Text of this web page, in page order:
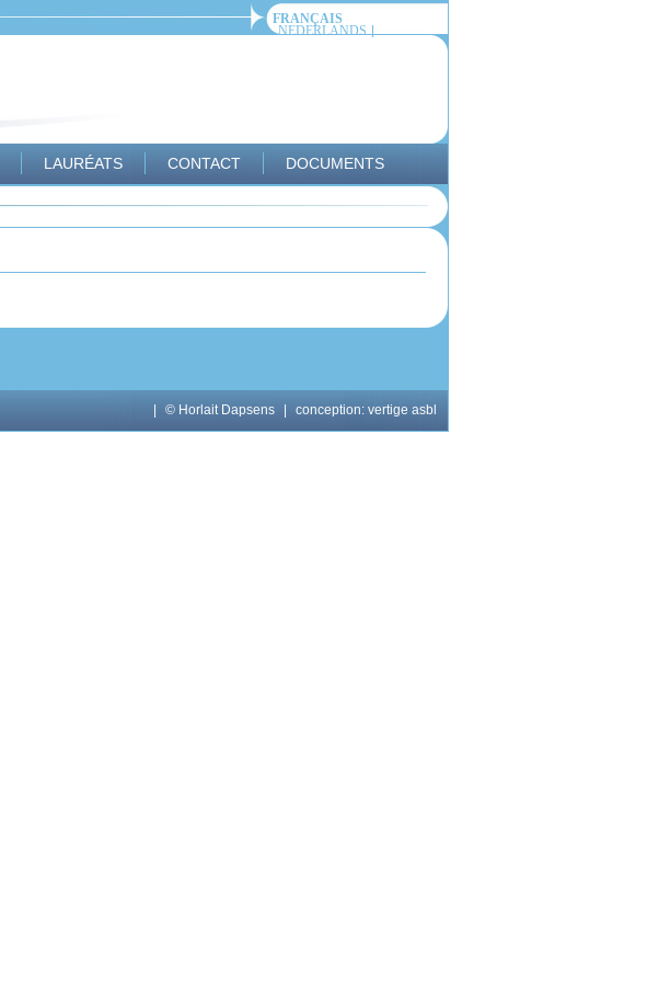
FRANÇAIS
NEDERLANDS
LAURÉATS CONTACT DOCUMENTS
© Horlait Dapsens conception: vertige asbl